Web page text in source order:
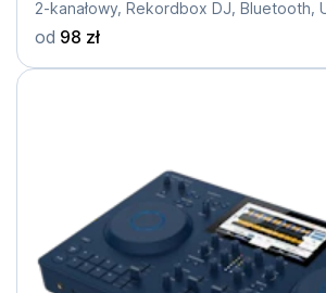
2-kanałowy, Rekordbox DJ, Bluetooth,
od 98 zł